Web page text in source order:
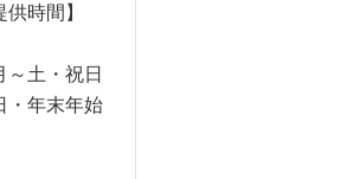
供時間】
～土・祝日
・年末年始